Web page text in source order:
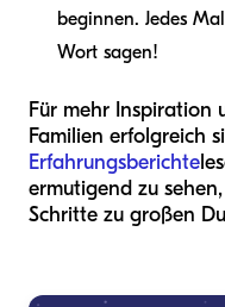
beginnen. Jedes
Wort sagen!
Für mehr Inspiration
Familien erfolgreich
Erfahrungsberichte
ermutigend zu
Schritte zu großen